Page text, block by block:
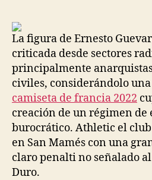
La figura de Ernesto
criticada desde sectores
principalmente
civiles, considerándolo
camiseta de francia 2022
creación de un régimen de
burocrático. Athletic el
en San Mamés con una
claro penalti no señalado
Duro.